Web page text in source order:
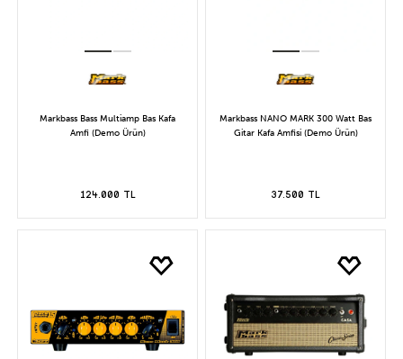
Markbass Bass Multiamp Bas Kafa
Amfi (Demo Ürün)
124.000 TL
Markbass NANO MARK 300 Watt Bas
Gitar Kafa Amfisi (Demo Ürün)
37.500 TL